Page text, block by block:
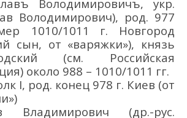
Володимировичъ, укр.
Володимирович), род. 977
1010/1011
г. Новгород
сын, от «варяжки»), князь
(см. Российская
около 988 – 1010/1011 гг.
I, род. конец 978 г. Киев (от
)
Владимирович
(др.-рус.